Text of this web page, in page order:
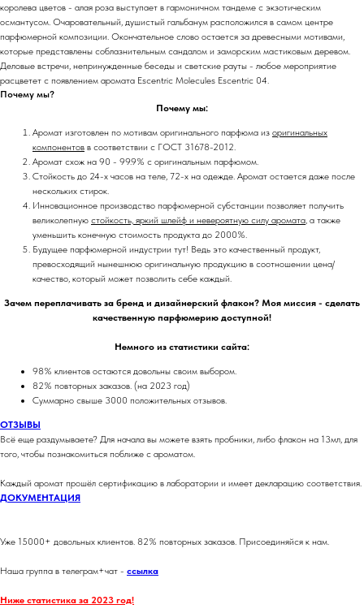
королева цветов - алая роза выступает в гармоничном тандеме с экзотическим
османтусом. Очаровательный, душистый гальбанум расположился в самом центре
парфюмерной композиции. Окончательное слово остается за древесными мотивами,
которые представлены соблазнительным сандалом и заморским мастиковым деревом.
Деловые встречи, непринужденные беседы и светские рауты - любое мероприятие
расцветет с появлением аромата Escentric Molecules Escentric 04.
Почему мы?
Почему мы:
Аромат изготовлен по мотивам оригинального парфюма из оригинальных
компонентов в соответствии с ГОСТ 31678-2012.
Аромат схож на 90 - 99.9% с оригинальным парфюмом.
Стойкость до 24-х часов на теле, 72-х на одежде. Аромат остается даже после
нескольких стирок.
Инновационное производство парфюмерной субстанции позволяет получить
великолепную стойкость, яркий шлейф и невероятную силу аромата, а также
уменьшить конечную стоимость продукта до 2000%.
Будущее парфюмерной индустрии тут! Ведь это качественный продукт,
превосходящий нынешнюю оригинальную продукцию в соотношении цена/
качество, который может позволить себе каждый.
Зачем переплачивать за бренд и дизайнерский флакон? Моя миссия - сделать
качественную парфюмерию доступной!
Немного из статистики сайта:
98% клиентов остаются довольны своим выбором.
82% повторных заказов. (на 2023 год)
Суммарно свыше 3000 положительных отзывов.
ОТЗЫВЫ
Всё еще раздумываете? Для начала вы можете взять пробники, либо флакон на 13мл, для
того, чтобы познакомиться поближе с ароматом.
Каждый аромат прошёл сертификацию в лаборатории и имеет декларацию соответствия.
ДОКУМЕНТАЦИЯ
Уже 15000+ довольных клиентов. 82% повторных заказов. Присоединяйся к нам.
Наша группа в телеграм+чат - ссылка
Ниже статистика за 2023 год!